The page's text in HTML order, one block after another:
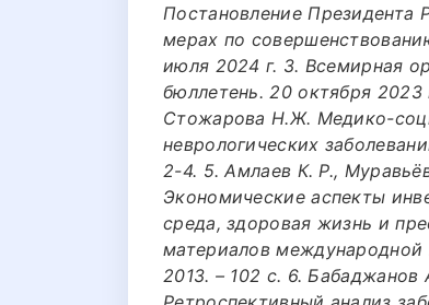
Постановление Президента
мерах по
июля 2024 г. 3. Всемирная
бюллетень. 20 октября
Стожарова Н.Ж. Медико-
неврологических
2-4. 5. Амлаев К. Р.,
Экономические аспекты
среда, здоровая жизнь и
материалов международной
2013. – 102 с. 6.